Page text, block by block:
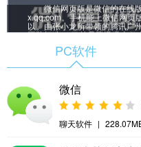
微信网页版是微信的在线
x.qq.com。手机能上微信网页
以。由张小龙所带领的腾讯广
团队打造 ，目前是腾讯吸金仅
了移动支付领域。微信网页版
功能，想体验微信的完整功能
载安装微信官方最新的iOS版或
使用微信了。
PC软件
微信
聊天软件 |